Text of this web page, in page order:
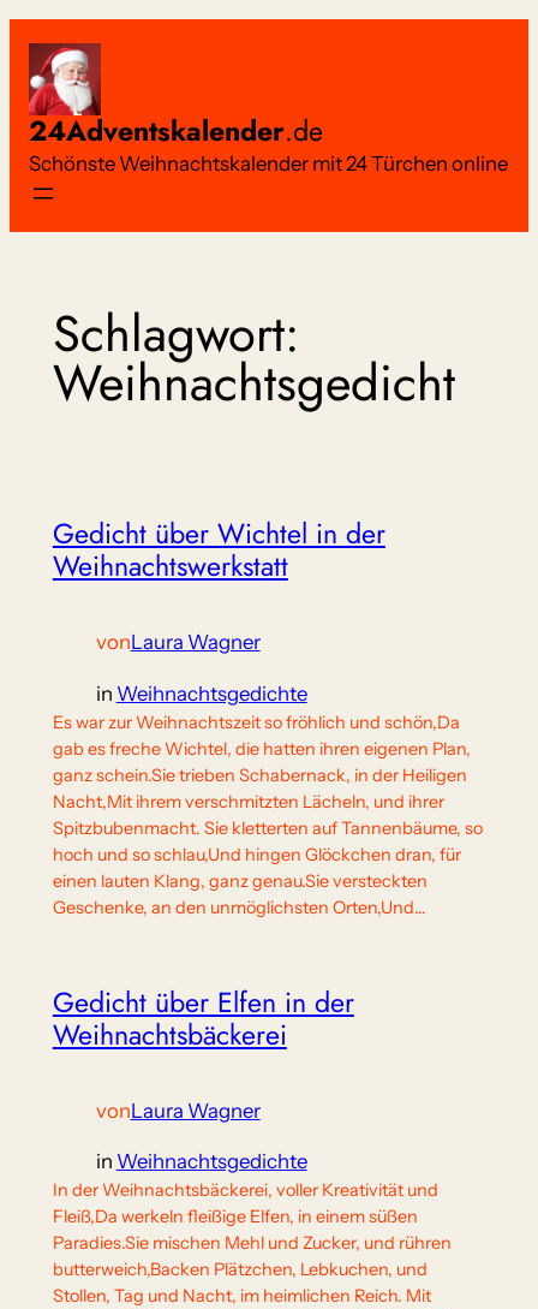
Inhalt
springen
24Adventskalender.de
Schönste Weihnachtskalender mit 24 Türchen online
Schlagwort:
Weihnachtsgedicht
Gedicht über Wichtel in der
Weihnachtswerkstatt
vonLaura Wagner
in Weihnachtsgedichte
Es war zur Weihnachtszeit so fröhlich und schön,Da
gab es freche Wichtel, die hatten ihren eigenen Plan,
ganz schein.Sie trieben Schabernack, in der Heiligen
Nacht,Mit ihrem verschmitzten Lächeln, und ihrer
Spitzbubenmacht. Sie kletterten auf Tannenbäume, so
hoch und so schlau,Und hingen Glöckchen dran, für
einen lauten Klang, ganz genau.Sie versteckten
Geschenke, an den unmöglichsten Orten,Und…
Gedicht über Elfen in der
Weihnachtsbäckerei
vonLaura Wagner
in Weihnachtsgedichte
In der Weihnachtsbäckerei, voller Kreativität und
Fleiß,Da werkeln fleißige Elfen, in einem süßen
Paradies.Sie mischen Mehl und Zucker, und rühren
butterweich,Backen Plätzchen, Lebkuchen, und
Stollen, Tag und Nacht, im heimlichen Reich. Mit